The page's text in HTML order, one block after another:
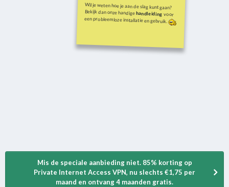
Wil je weten hoe je aan de slag kunt gaan?
Bekijk dan onze handigehandleiding voor
een probleemloze installatie en gebruik.
Mis de speciale aanbieding niet. 85% korting op
Private Internet Access VPN, nu slechts €1,75 per
maand en ontvang 4 maanden gratis.